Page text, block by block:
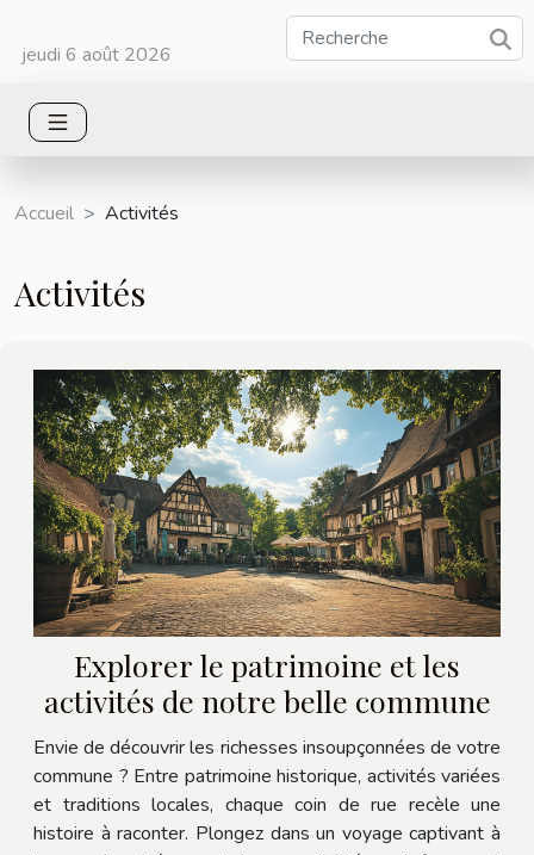
jeudi 6 août 2026
Accueil Activités
Activités
Explorer le patrimoine et les
activités de notre belle commune
Envie de découvrir les richesses insoupçonnées de votre
commune ? Entre patrimoine historique, activités variées
et traditions locales, chaque coin de rue recèle une
histoire à raconter. Plongez dans un voyage captivant à